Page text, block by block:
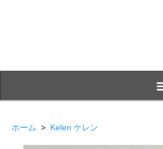
ホーム > Kelen ケレン